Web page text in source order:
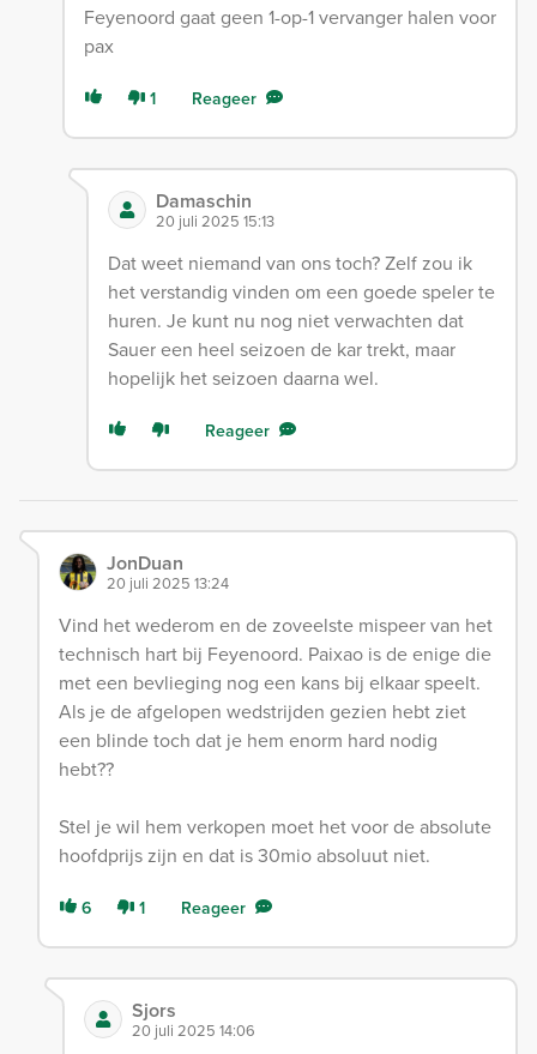
Feyenoord gaat geen 1-op-1 vervanger halen voor
pax
1 Reageer
Damaschin
20 juli 2025 15:13
Dat weet niemand van ons toch? Zelf zou ik
het verstandig vinden om een goede speler te
huren. Je kunt nu nog niet verwachten dat
Sauer een heel seizoen de kar trekt, maar
hopelijk het seizoen daarna wel.
Reageer
JonDuan
20 juli 2025 13:24
Vind het wederom en de zoveelste mispeer van het
technisch hart bij Feyenoord. Paixao is de enige die
met een bevlieging nog een kans bij elkaar speelt.
Als je de afgelopen wedstrijden gezien hebt ziet
een blinde toch dat je hem enorm hard nodig
hebt??
Stel je wil hem verkopen moet het voor de absolute
hoofdprijs zijn en dat is 30mio absoluut niet.
6 1 Reageer
Sjors
20 juli 2025 14:06